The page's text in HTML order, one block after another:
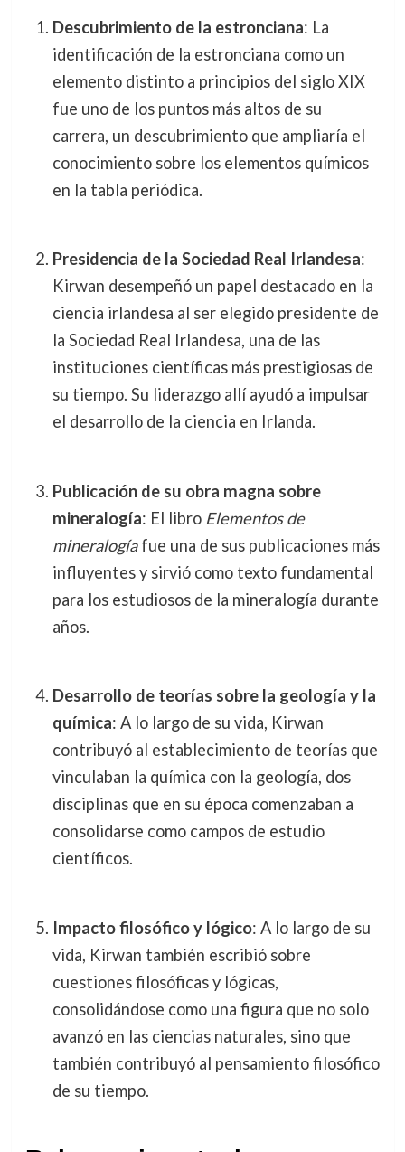
Descubrimiento de la estronciana: La
identificación de la estronciana como un
elemento distinto a principios del siglo XIX
fue uno de los puntos más altos de su
carrera, un descubrimiento que ampliaría el
conocimiento sobre los elementos químicos
en la tabla periódica.
Presidencia de la Sociedad Real Irlandesa:
Kirwan desempeñó un papel destacado en la
ciencia irlandesa al ser elegido presidente de
la Sociedad Real Irlandesa, una de las
instituciones científicas más prestigiosas de
su tiempo. Su liderazgo allí ayudó a impulsar
el desarrollo de la ciencia en Irlanda.
Publicación de su obra magna sobre
mineralogía: El libro Elementos de
mineralogíafue una de sus publicaciones más
influyentes y sirvió como texto fundamental
para los estudiosos de la mineralogía durante
años.
Desarrollo de teorías sobre la geología y la
química: A lo largo de su vida, Kirwan
contribuyó al establecimiento de teorías que
vinculaban la química con la geología, dos
disciplinas que en su época comenzaban a
consolidarse como campos de estudio
científicos.
Impacto filosófico y lógico: A lo largo de su
vida, Kirwan también escribió sobre
cuestiones filosóficas y lógicas,
consolidándose como una figura que no solo
avanzó en las ciencias naturales, sino que
también contribuyó al pensamiento filosófico
de su tiempo.